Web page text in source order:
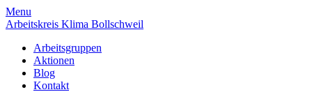
Skip
to
Menu
Arbeitskreis Klima Bollschweil
Arbeitsgruppen
Aktionen
Blog
Kontakt